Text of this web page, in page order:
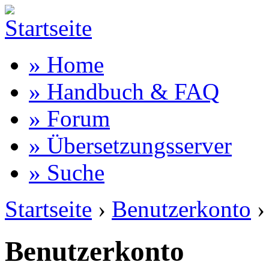
» Home
» Handbuch & FAQ
» Forum
» Übersetzungsserver
» Suche
Startseite › Benutzerkonto ›
Benutzerkonto